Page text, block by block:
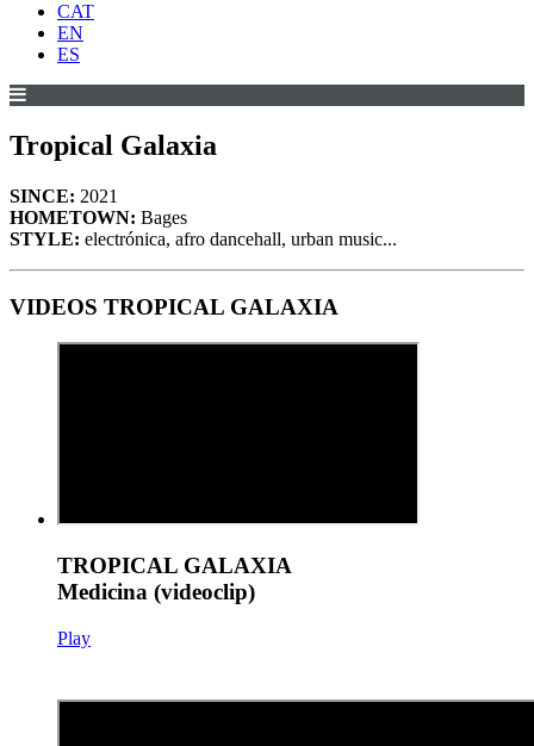
CAT
EN
ES
Tropical Galaxia
SINCE: 2021
HOMETOWN: Bages
STYLE: electrónica, afro dancehall, urban music...
VIDEOS TROPICAL GALAXIA
TROPICAL GALAXIA
Medicina (videoclip)
Play